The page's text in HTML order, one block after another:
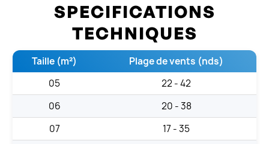
SPECIFICATIONS
TECHNIQUES
Taille (m²)
Plage de vents (nds)
05
22 - 42
06
20 - 38
07
17 - 35